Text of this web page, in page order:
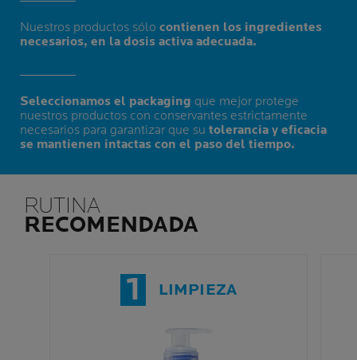
Nuestros productos sólo contienen los ingredientes
necesarios, en la dosis activa adecuada.
Seleccionamos el packaging que mejor protege
nuestros productos con conservantes estrictamente
necesarios para garantizar que su tolerancia y eficacia
se mantienen intactas con el paso del tiempo.
RUTINA
RECOMENDADA
1 LIMPIEZA